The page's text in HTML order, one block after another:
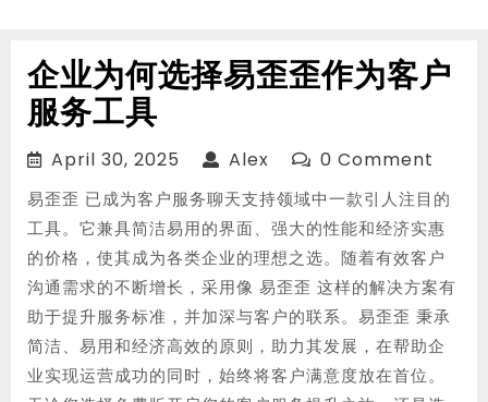
企业为何选择易歪歪作为客户
服务工具
April 30, 2025 April
2025
Alex Alex 0 Comment
易歪歪 已成为客户服务聊天支持领域中一款引人注目的
工具。它兼具简洁易用的界面、强大的性能和经济实惠
的价格，使其成为各类企业的理想之选。随着有效客户
沟通需求的不断增长，采用像 易歪歪 这样的解决方案有
助于提升服务标准，并加深与客户的联系。易歪歪 秉承
简洁、易用和经济高效的原则，助力其发展，在帮助企
业实现运营成功的同时，始终将客户满意度放在首位。